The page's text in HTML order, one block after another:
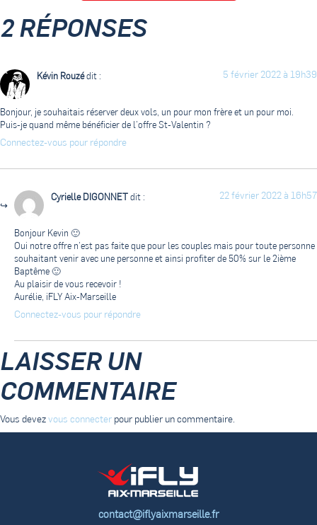
2 RÉPONSES
Kévin Rouzédit : 5 février 2022 à 19h39
Bonjour, je souhaitais réserver deux vols, un pour mon frère et un pour moi.
Puis-je quand même bénéficier de l’offre St-Valentin ?
Connectez-vous pour répondre
Cyrielle DIGONNETdit : 22 février 2022 à 16h57
Bonjour Kevin 🙂
Oui notre offre n’est pas faite que pour les couples mais pour toute personne
souhaitant venir avec une personne et ainsi profiter de 50% sur le 2ième
Baptême 🙂
Au plaisir de vous recevoir !
Aurélie, iFLY Aix-Marseille
Connectez-vous pour répondre
LAISSER UN
COMMENTAIRE
Vous devezvous connecter pour publier un commentaire.
contact@iflyaixmarseille.fr